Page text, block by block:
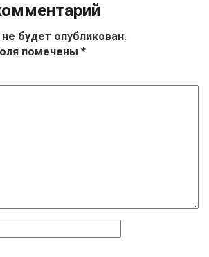
будет опубликован.
помечены *